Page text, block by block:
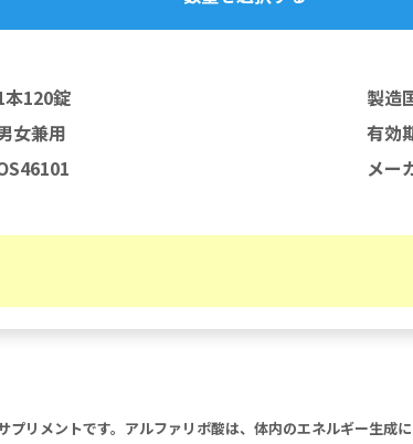
本120錠
女兼用
製造
有効
メー
リメントです。アルファリポ酸は、体内のエネルギー生成